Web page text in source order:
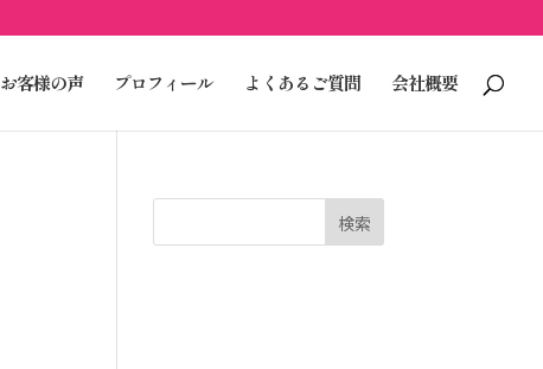
お客様の声 プロフィール よくあるご質問 会社概要
検索